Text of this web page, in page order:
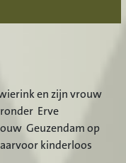
en zijn vrouw
Erve
Geuzendam op
kinderloos